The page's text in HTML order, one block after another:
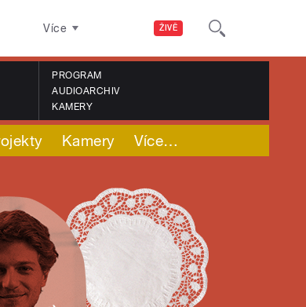
ŽIVĚ
Více
PROGRAM
AUDIOARCHIV
KAMERY
Kamery Více…